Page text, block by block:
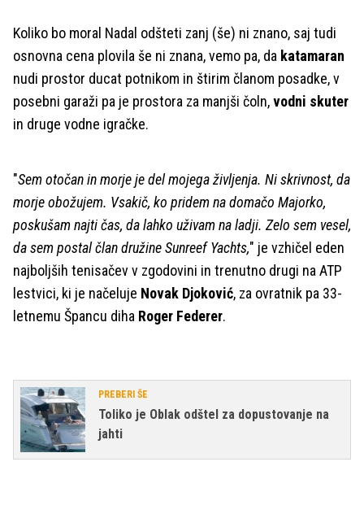
Koliko bo moral Nadal odšteti zanj (še) ni znano, saj tudi
osnovna cena plovila še ni znana, vemo pa, da katamaran
nudi prostor ducat potnikom in štirim članom posadke, v
posebni garaži pa je prostora za manjši čoln,vodni skuter
in druge vodne igračke.
"Sem otočan in morje je del mojega življenja. Ni skrivnost, da
morje obožujem. Vsakič, ko pridem na domačo Majorko,
poskušam najti čas, da lahko uživam na ladji. Zelo sem vesel,
da sem postal član družine Sunreef Yachts," je vzhičel eden
najboljših tenisačev v zgodovini in trenutno drugi na ATP
lestvici, ki je načeluje Novak Djoković, za ovratnik pa 33-
letnemu Špancu diha Roger Federer.
PREBERI ŠE
Toliko je Oblak odštel za dopustovanje na
jahti